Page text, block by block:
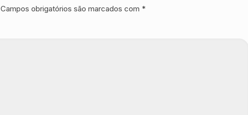
Campos obrigatórios são marcados com *